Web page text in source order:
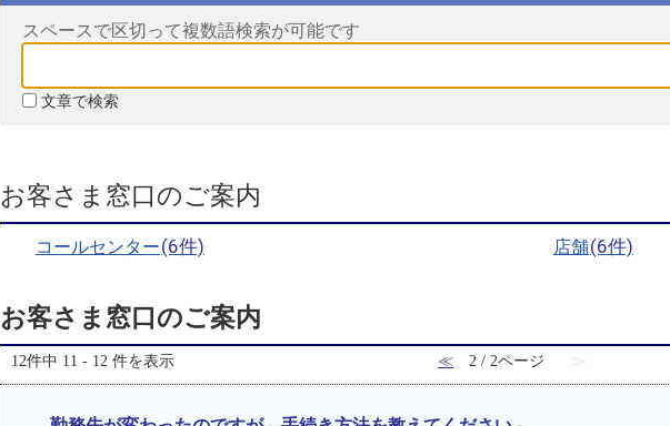
スペースで区切って複数語検索が可能です
文章で検索
お客さま窓口のご案内
コールセンター(6件) 店舗(6件)
お客さま窓口のご案内
12件中 11 - 12 件を表示 ≪ 2 / 2ページ ≫